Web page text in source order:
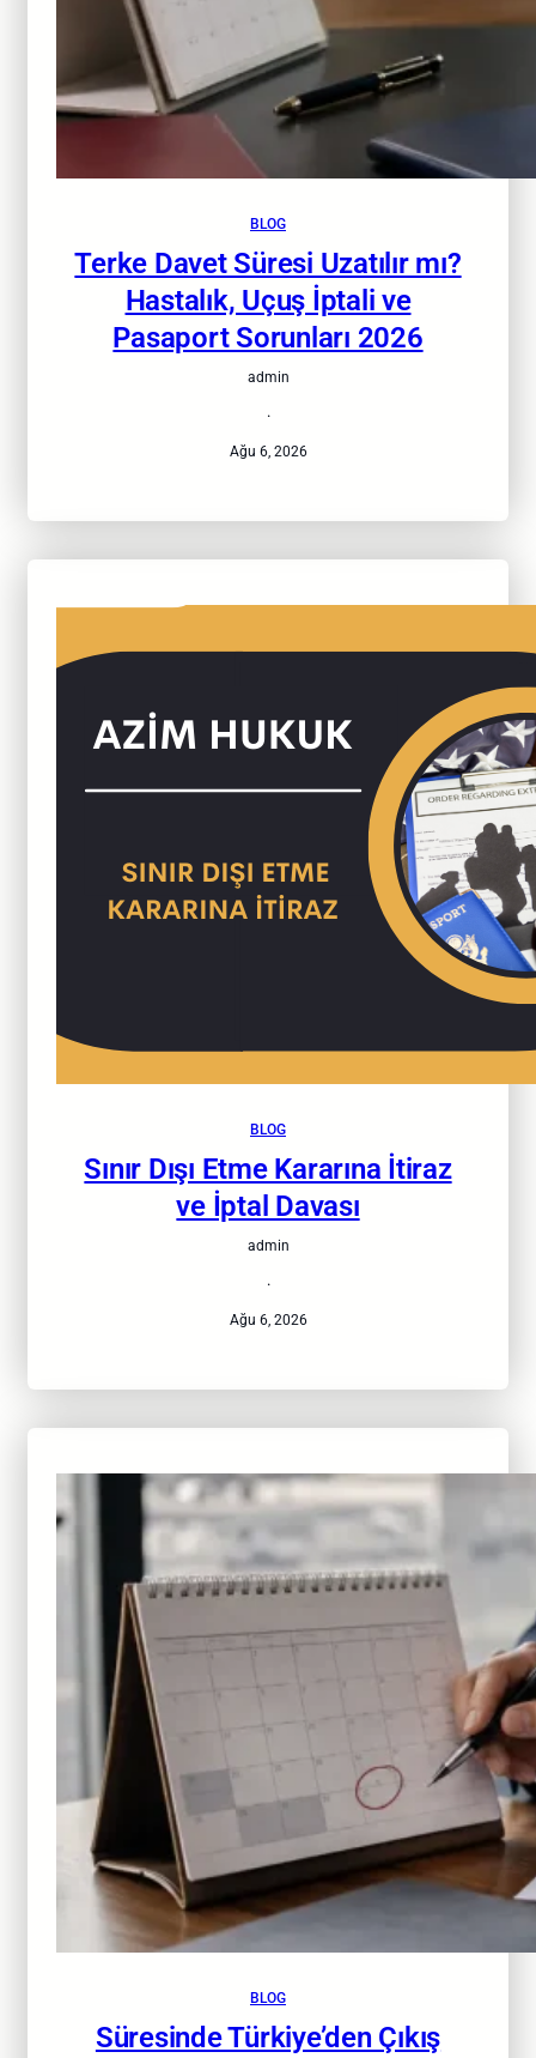
BLOG
Terke Davet Süresi Uzatılır mı?
Hastalık, Uçuş İptali ve
Pasaport Sorunları 2026
admin
·
Ağu 6, 2026
BLOG
Sınır Dışı Etme Kararına İtiraz
ve İptal Davası
admin
·
Ağu 6, 2026
BLOG
Süresinde Türkiye’den Çıkış